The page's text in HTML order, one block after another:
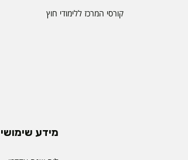
קורסי המרכז ללימודי חוץ
מידע שימושי